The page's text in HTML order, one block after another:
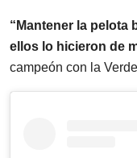
“Mantener la pelota
ellos lo hicieron de
campeón con la